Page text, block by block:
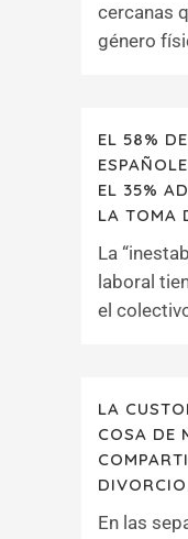
cercanas
género
EL 58%
EL 35%
LA TOMA
La
laboral
el
LA
COSA DE
En las